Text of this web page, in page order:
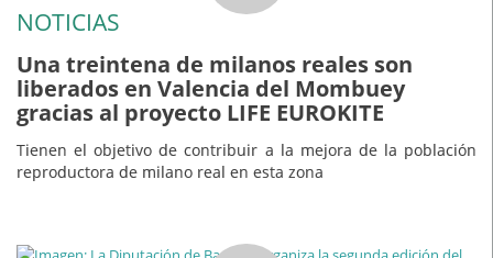
NOTICIAS
Una treintena de milanos reales son
liberados en Valencia del Mombuey
gracias al proyecto LIFE EUROKITE
Tienen el objetivo de contribuir a la mejora de la población
reproductora de milano real en esta zona